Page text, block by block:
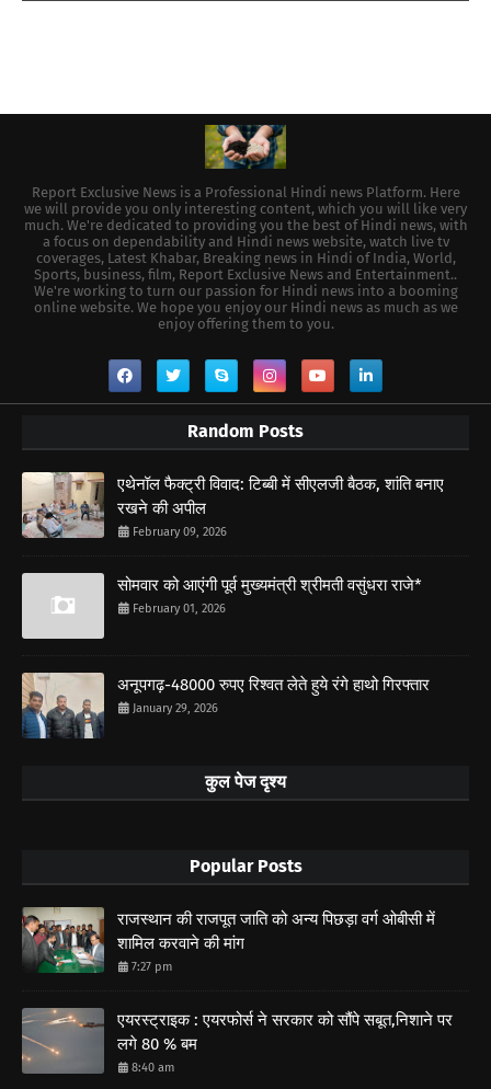
Report Exclusive News is a Professional Hindi news Platform. Here
we will provide you only interesting content, which you will like very
much. We're dedicated to providing you the best of Hindi news, with
a focus on dependability and Hindi news website, watch live tv
coverages, Latest Khabar, Breaking news in Hindi of India, World,
Sports, business, film, Report Exclusive News and Entertainment..
We're working to turn our passion for Hindi news into a booming
online website. We hope you enjoy our Hindi news as much as we
enjoy offering them to you.
Random Posts
एथेनॉल फैक्ट्री विवाद: टिब्बी में सीएलजी बैठक, शांति बनाए
रखने की अपील
February 09, 2026
सोमवार को आएंगी पूर्व मुख्यमंत्री श्रीमती वसुंधरा राजे*
February 01, 2026
अनूपगढ़-48000 रुपए रिश्वत लेते हुये रंगे हाथो गिरफ्तार
January 29, 2026
कुल पेज दृश्य
Popular Posts
राजस्थान की राजपूत जाति को अन्य पिछड़ा वर्ग ओबीसी में
शामिल करवाने की मांग
7:27 pm
एयरस्ट्राइक : एयरफोर्स ने सरकार को सौंपे सबूत,निशाने पर
लगे 80 % बम
8:40 am